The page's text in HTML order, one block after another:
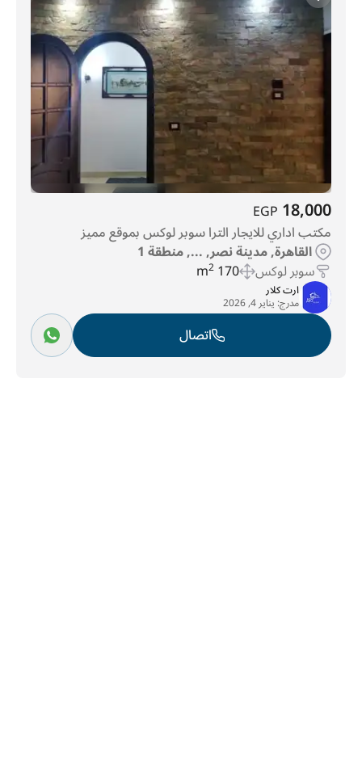
18,000
EGP
مكتب اداري للايجار الترا سوبر لوكس بموقع مميز
القاهرة, مدينة نصر, ..., منطقة 1
سوبر لوكس 170 m
2
ارت كلار
مدرج: يناير 4, 2026
اتصال